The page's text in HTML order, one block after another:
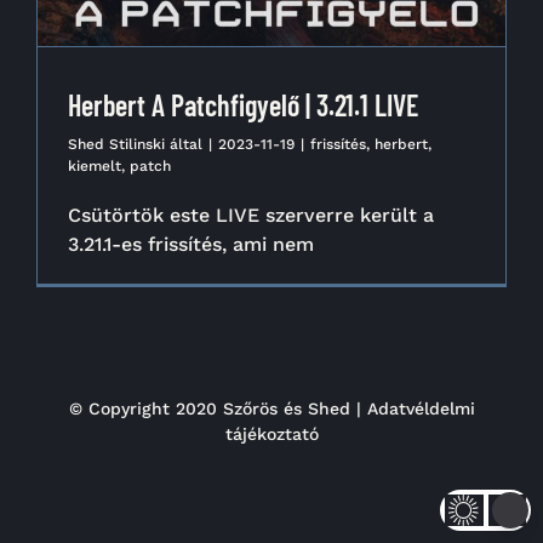
Herbert A Patchfigyelő | 3.21.1 LIVE
Shed Stilinski által | 2023-11-19 | frissítés, herbert,
kiemelt, patch
Csütörtök este LIVE szerverre került a
3.21.1-es frissítés, ami nem
© Copyright 2020 Szőrös és Shed | Adatvéldelmi
tájékoztató